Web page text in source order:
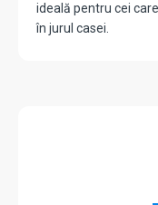
ideală pentru cei
în jurul casei.